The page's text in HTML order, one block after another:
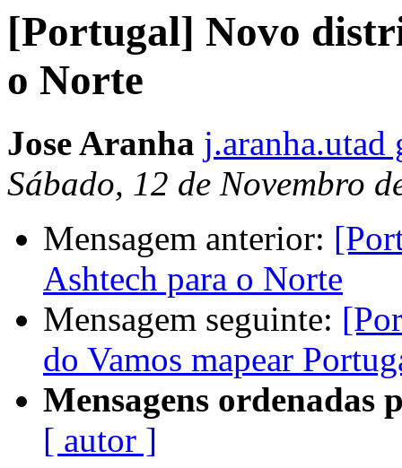
[Portugal] Novo
o Norte
Jose Aranha j.aranha.utad
Sábado, 12 de Novembro
Mensagem anterior:
Ashtech para o Norte
Mensagem seguinte:
do Vamos mapear
Mensagens ordenadas
[ autor ]